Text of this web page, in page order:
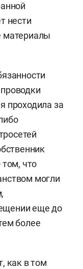
нести
материалы
проходила за
что
могли
еще до
более
как в том